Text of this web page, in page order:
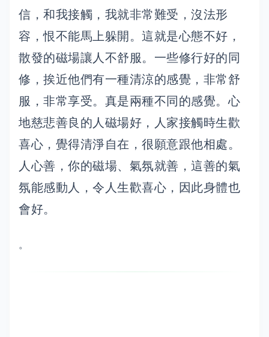
信，和我接觸，我就非常難受，沒法形
容，恨不能馬上躲開。這就是心態不好，
散發的磁場讓人不舒服。一些修行好的同
修，挨近他們有一種清涼的感覺，非常舒
服，非常享受。真是兩種不同的感覺。心
地慈悲善良的人磁場好，人家接觸時生歡
喜心，覺得清淨自在，很願意跟他相處。
人心善，你的磁場、氣氛就善，這善的氣
氛能感動人，令人生歡喜心，因此身體也
會好。
。